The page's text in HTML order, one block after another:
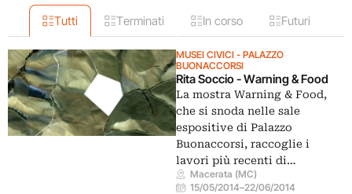
Tutti Terminati In corso Futuri
MUSEI CIVICI - PALAZZO
BUONACCORSI
Rita Soccio - Warning & Food
La mostra Warning & Food,
che si snoda nelle sale
espositive di Palazzo
Buonaccorsi, raccoglie i
lavori più recenti di…
Macerata (MC)
15/05/2014–22/06/2014